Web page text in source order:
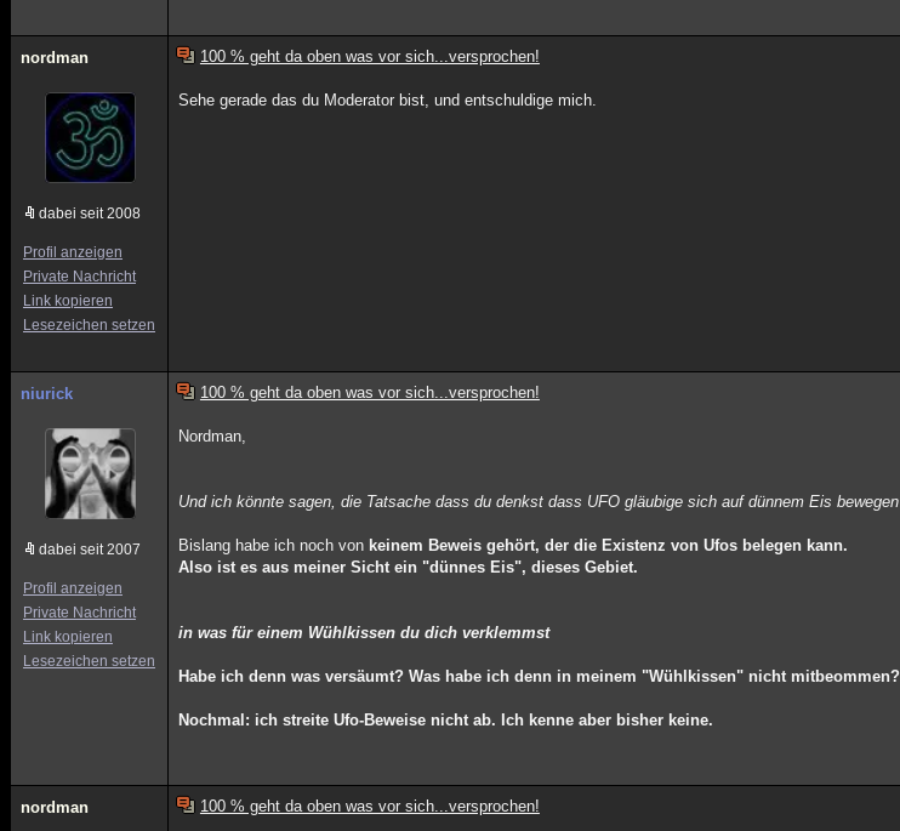
nordman
dabei seit 2008
Profil anzeigen
Private Nachricht
Link kopieren
Lesezeichen setzen
100 % geht da oben was vor sich...versprochen!
Sehe gerade das du Moderator bist, und entschuldige mich.
niurick
dabei seit 2007
Profil anzeigen
Private Nachricht
Link kopieren
Lesezeichen setzen
100 % geht da oben was vor sich...versprochen!
Nordman,
Und ich könnte sagen, die Tatsache dass du denkst dass UFO gläubige sich auf dünnem Eis bewegen
Bislang habe ich noch von keinem Beweis gehört, der die Existenz von Ufos belegen kann.
Also ist es aus meiner Sicht ein "dünnes Eis", dieses Gebiet.
in was für einem Wühlkissen du dich verklemmst
Habe ich denn was versäumt? Was habe ich denn in meinem "Wühlkissen" nicht mitbeommen?
Nochmal: ich streite Ufo-Beweise nicht ab. Ich kenne aber bisher keine.
nordman 100 % geht da oben was vor sich...versprochen!